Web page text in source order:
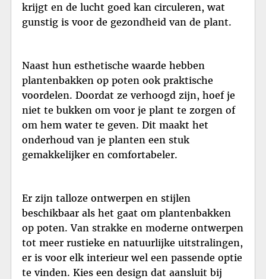
krijgt en de lucht goed kan circuleren, wat
gunstig is voor de gezondheid van de plant.
Naast hun esthetische waarde hebben
plantenbakken op poten ook praktische
voordelen. Doordat ze verhoogd zijn, hoef je
niet te bukken om voor je plant te zorgen of
om hem water te geven. Dit maakt het
onderhoud van je planten een stuk
gemakkelijker en comfortabeler.
Er zijn talloze ontwerpen en stijlen
beschikbaar als het gaat om plantenbakken
op poten. Van strakke en moderne ontwerpen
tot meer rustieke en natuurlijke uitstralingen,
er is voor elk interieur wel een passende optie
te vinden. Kies een design dat aansluit bij